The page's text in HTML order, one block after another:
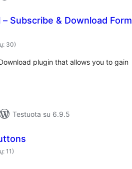
Subscribe & Download Form
30)
plugin that allows you to gain
Testuota su 6.9.5
11)